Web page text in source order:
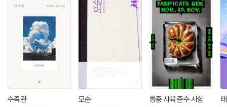
수족관 모순 빵충 사육 준수 사항